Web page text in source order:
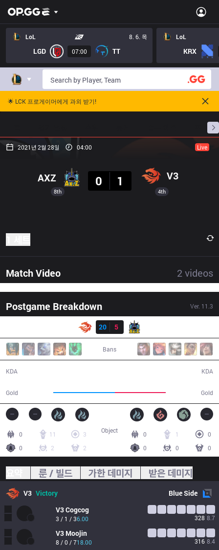
LoL 8. 6. 목
LGD 07:00 TT
LoL
KRX
🌟 LCK 프로게이머에게 과외 받기!
프로빌
2021년 2월 28일 04:00 Live
8th
AXZ
0
1 V3
4th
Match Video 2 videos
Postgame Breakdown Ver. 11.3
20
5
Bans
KDA
Gold Gold
KDA
0 11
3
0
2 2
0 1
0
0
0 0
Object
룬 / 빌드 가한 데미지 받은 데미지
V3 Victory BlueSide
V3Cogcog
3 / 1 / 36.00 328 8.7
V3 Moojin
8 / 0 / 718.00 316 8.4